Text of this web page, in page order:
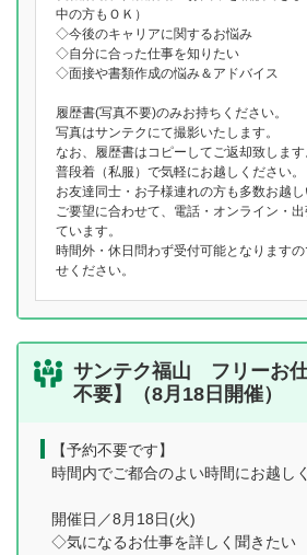
中の方もＯＫ）
◇今後のキャリアに関するお悩み
◇自分に合った仕事を知りたい
◇面接や書類作成の悩み＆アドバイス
履歴書(写真不要)のみお持ちください。
写真はサンテクにて撮影いたします。
なお、履歴書はコピーしてご返却致します
普段着（私服）で気軽にお越しください。
お友達同士・お子様連れの方も多数お越し
ご要望に合わせて、電話・オンライン・
ています。
時間外・休日問わず受付可能となります
せください。
サンテク福山 フリーお
不要】（8月18日開催）
【予約不要です】
時間内でご都合のよい時間にお越し
開催日／8月18日(火)
◇気になるお仕事を詳しく聞きたい